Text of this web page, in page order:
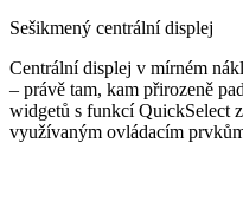
Sešikmený centrální displej
Centrální displej v mírném
– právě tam, kam přirozeně
widgetů s funkcí QuickSelect
využívaným ovládacím